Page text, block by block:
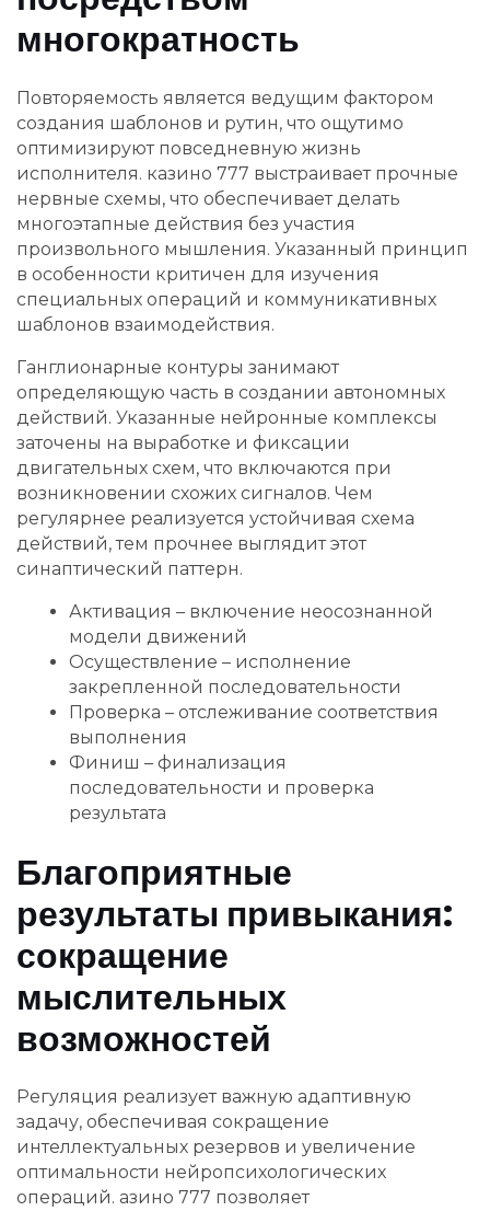
многократность
Повторяемость является ведущим фактором
создания шаблонов и рутин, что ощутимо
оптимизируют повседневную жизнь
исполнителя. казино 777 выстраивает прочныe
нервные схемы, что обеспечивает делать
многоэтапные действия без участия
произвольного мышления. Указанный принцип
в особенности критичен для изучения
специальных операций и коммуникативных
шаблонов взаимодействия.
Ганглионарные контуры занимают
определяющую часть в создании автономных
действий. Указанные нейронные комплексы
заточены на выработке и фиксации
двигательных схем, что включаются при
возникновении схожих сигналов. Чем
регулярнее реализуется устойчивая схема
действий, тем прочнее выглядит этот
синаптический паттерн.
Активация – включение неосознанной
модели движений
Осуществление – исполнение
закрепленной последовательности
Проверка – отслеживание соответствия
выполнения
Финиш – финализация
последовательности и проверка
результата
Благоприятные
результаты привыкания:
сокращение
мыслительных
возможностей
Регуляция реализует важную адаптивную
задачу, обеспечивая сокращение
интеллектуальных резервов и увеличение
оптимальности нейропсихологических
операций. азино 777 позволяет